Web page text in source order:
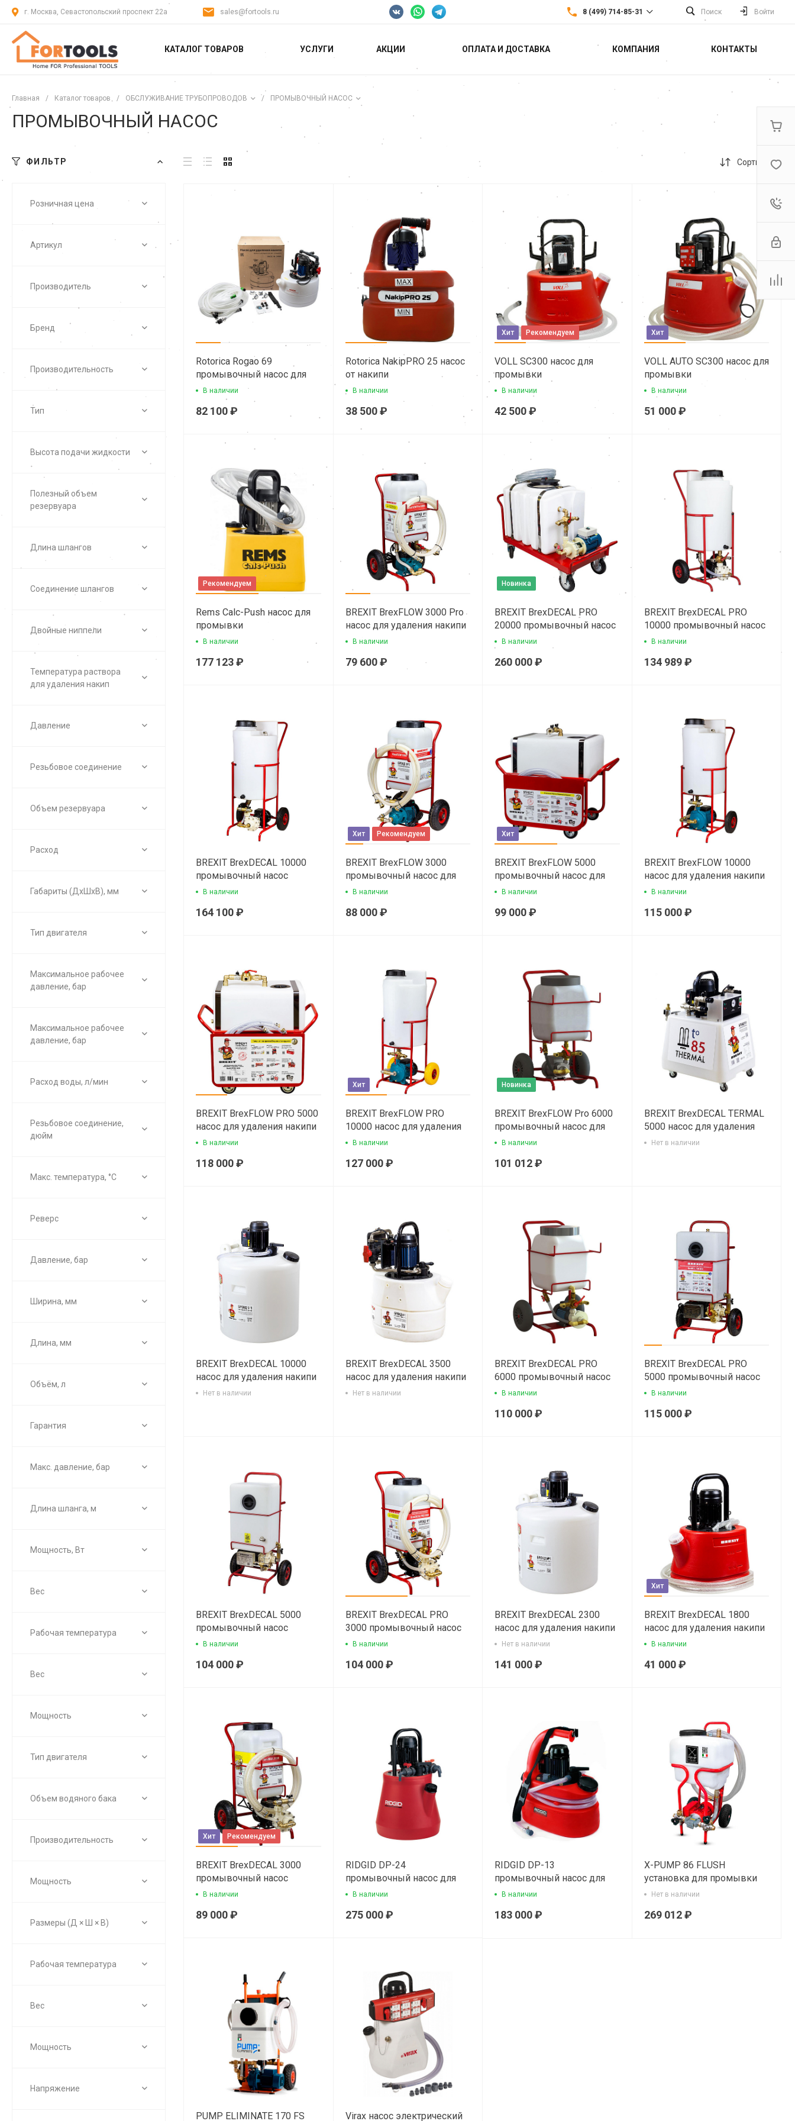
г. Москва, Севастопольский проспект 22а sales@fortools.ru 8 (499) 714-85-31 Поиск Войти
КАТАЛОГ ТОВАРОВ УСЛУГИ АКЦИИ ОПЛАТА И ДОСТАВКА КОМПАНИЯ КОНТАКТЫ
Главная / Каталог товаров / ОБСЛУЖИВАНИЕ ТРУБОПРОВОДОВ / ПРОМЫВОЧНЫЙ НАСОС
ПРОМЫВОЧНЫЙ НАСОС
ФИЛЬТР
Розничная цена
Артикул
Производитель
Бренд
Производительность
Тип
Высота подачи жидкости
Полезный объем
резервуара
Длина шлангов
Соединение шлангов
Двойные ниппели
Температура раствора
для удаления накип
Давление
Резьбовое соединение
Объем резервуара
Расход
Габариты (ДхШхВ), мм
Тип двигателя
Максимальное рабочее
давление, бар
Максимальное рабочее
давление, бар
Расход воды, л/мин
Резьбовое соединение,
дюйм
Макс. температура, °С
Реверс
Давление, бар
Ширина, мм
Длина, мм
Объём, л
Гарантия
Макс. давление, бар
Длина шланга, м
Мощность, Вт
Вес
Рабочая температура
Вес
Мощность
Тип двигателя
Объем водяного бака
Производительность
Мощность
Размеры (Д × Ш × В)
Рабочая температура
Вес
Мощность
Напряжение
Сортировка
Rotorica Rogao 69
промывочный насос для
удаления накипи
В наличии
82 100 ₽
Rotorica NakipPRO 25 насос
от накипи
В наличии
38 500 ₽
Хит Рекомендуем
VOLL SC300 насос для
промывки
теплообменников
В наличии
42 500 ₽
Хит
VOLL AUTO SC300 насос для
промывки
теплообменников
В наличии
51 000 ₽
Рекомендуем
Rems Calc-Push насос для
промывки
теплообменников
В наличии
177 123 ₽
BREXIT BrexFLOW 3000 Pro
насос для удаления накипи
В наличии
79 600 ₽
Новинка
BREXIT BrexDECAL PRO
20000 промывочный насос
В наличии
260 000 ₽
BREXIT BrexDECAL PRO
10000 промывочный насос
В наличии
134 989 ₽
BREXIT BrexDECAL 10000
промывочный насос
В наличии
164 100 ₽
Хит Рекомендуем
BREXIT BrexFLOW 3000
промывочный насос для
удаления накипи
В наличии
88 000 ₽
Хит
BREXIT BrexFLOW 5000
промывочный насос для
удаления накипи
В наличии
99 000 ₽
BREXIT BrexFLOW 10000
насос для удаления накипи
В наличии
115 000 ₽
BREXIT BrexFLOW PRO 5000
насос для удаления накипи
В наличии
118 000 ₽
Хит
BREXIT BrexFLOW PRO
10000 насос для удаления
накипи
В наличии
127 000 ₽
Новинка
BREXIT BrexFLOW Pro 6000
промывочный насос для
удаления накипи
В наличии
101 012 ₽
BREXIT BrexDECAL TERMAL
5000 насос для удаления
накипи
Нет в наличии
BREXIT BrexDECAL 10000
насос для удаления накипи
Нет в наличии
BREXIT BrexDECAL 3500
насос для удаления накипи
Нет в наличии
BREXIT BrexDECAL PRO
6000 промывочный насос
В наличии
110 000 ₽
BREXIT BrexDECAL PRO
5000 промывочный насос
В наличии
115 000 ₽
BREXIT BrexDECAL 5000
промывочный насос
В наличии
104 000 ₽
BREXIT BrexDECAL PRO
3000 промывочный насос
В наличии
104 000 ₽
BREXIT BrexDECAL 2300
насос для удаления накипи
Нет в наличии
141 000 ₽
Хит
BREXIT BrexDECAL 1800
насос для удаления накипи
В наличии
41 000 ₽
Хит Рекомендуем
BREXIT BrexDECAL 3000
промывочный насос
В наличии
89 000 ₽
RIDGID DP-24
промывочный насос для
снятия накипи
В наличии
275 000 ₽
RIDGID DP-13
промывочный насос для
снятия накипи
В наличии
183 000 ₽
X-PUMP 86 FLUSH
установка для промывки
Нет в наличии
269 012 ₽
PUMP ELIMINATE 170 FS Virax насос электрический